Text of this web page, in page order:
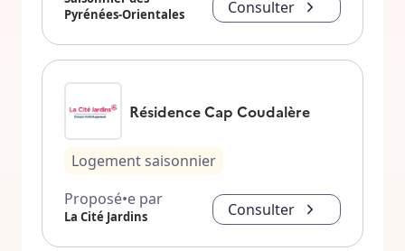
Pyrénées-Orientales
Consulter
Résidence Cap Coudalère
Logement saisonnier
Proposé•e par
La Cité Jardins Consulter